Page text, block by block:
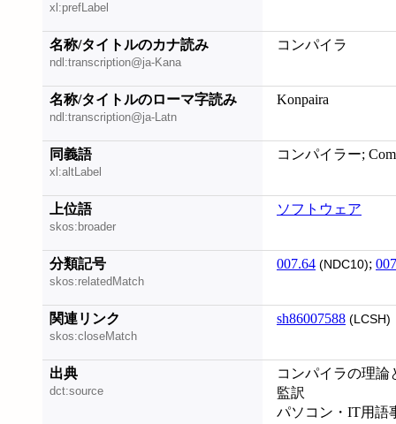
xl:prefLabel
名称/タイトルのカナ読み
ndl:transcription@ja-Kana
コンパイラ
名称/タイトルのローマ字読み
ndl:transcription@ja-Latn
Konpaira
同義語
xl:altLabel
コンパイラー;
上位語
skos:broader
ソフトウェア
分類記号
skos:relatedMatch
007.64 (NDC10);
関連リンク
skos:closeMatch
sh86007588 (LCSH)
出典
dct:source
コンパイラの理論
監訳
パソコン・IT用語